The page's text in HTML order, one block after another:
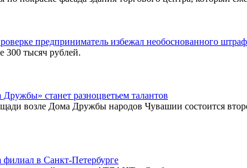
предприниматель избежал необоснованного
300 тысяч рублей.
станет разноцветьем талантов
возле Дома Дружбы народов Чувашии состоится
в Санкт-Петербурге